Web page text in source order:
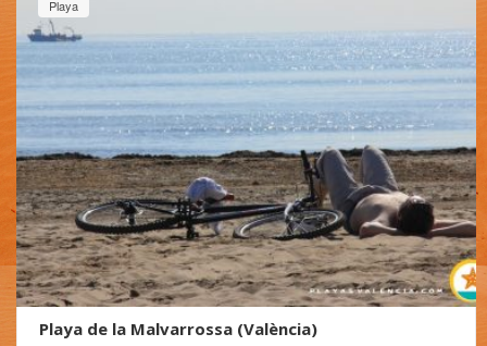
Playa
Playa de la Malvarrossa (València)